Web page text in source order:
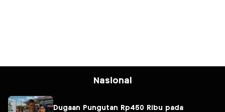
Nasional
Dugaan Pungutan Rp450 Ribu pada